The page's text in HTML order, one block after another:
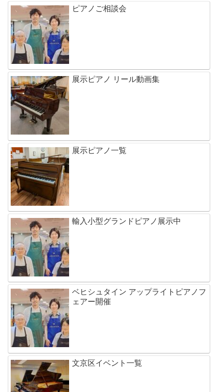
ピアノご相談会
展示ピアノ リール動画集
展示ピアノ一覧
輸入小型グランドピアノ展示中
ベヒシュタイン アップライトピアノフ
ェアー開催
文京区イベント一覧